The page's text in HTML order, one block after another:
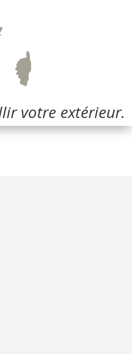
votre extérieur.